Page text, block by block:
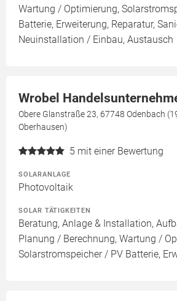
Wartung / Optimierung,
Batterie, Erweiterung, Reparatur,
Neuinstallation / Einbau, Austausch
Wrobel
Obere Glanstraße 23, 67748 Odenbach
Oberhausen)
5 mit einer Bewertung
SOLARANLAGE
Photovoltaik
SOLAR TÄTIGKEITEN
Beratung, Anlage & Installation,
Planung / Berechnung, Wartung /
Solarstromspeicher / PV Batterie,